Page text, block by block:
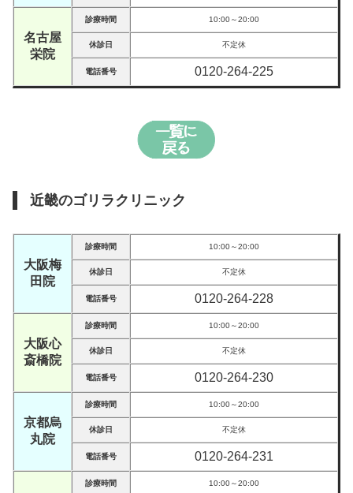
名古屋
栄院
診療時間 10:00～20:00
休診日 不定休
電話番号 0120-264-225
近畿のゴリラクリニック
大阪梅
田院
診療時間 10:00～20:00
休診日 不定休
電話番号 0120-264-228
大阪心
斎橋院
診療時間 10:00～20:00
休診日 不定休
電話番号 0120-264-230
京都烏
丸院
診療時間 10:00～20:00
休診日 不定休
電話番号 0120-264-231
診療時間 10:00～20:00